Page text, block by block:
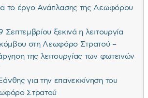
το έργο Ανάπλασης της Λεωφόρου
ξεκινά η λειτουργία
κόμβου στη Λεωφόρο Στρατού –
της λειτουργίας των φωτεινών
για την επανεκκίνηση του
Στρατού